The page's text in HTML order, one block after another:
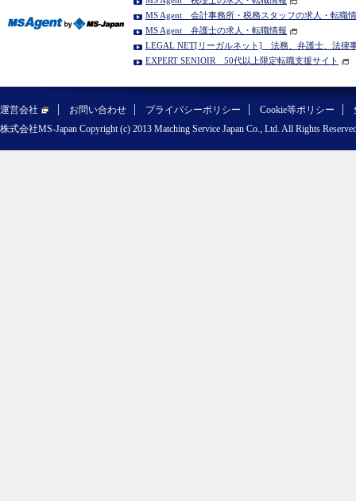
MS Agent 会計事務所・税務スタッフの求人・転職
MS Agent 弁護士の求人・転職情報
LEGAL NET[リーガルネット] 法務、弁護士、法律
EXPERT SENIOIR 50代以上限定転職支援サイト
運営会社 お問い合わせ プライバシーポリシー Cookie等ポリシー
株式会社MS-Japan Copyright (c) 2013 Matching Service Japan Co., Ltd. All Rights